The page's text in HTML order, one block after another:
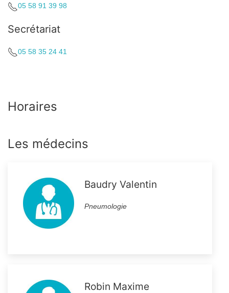
05 58 91 39 98
Secrétariat
05 58 35 24 41
Horaires
Les médecins
Baudry Valentin
Pneumologie
Robin Maxime